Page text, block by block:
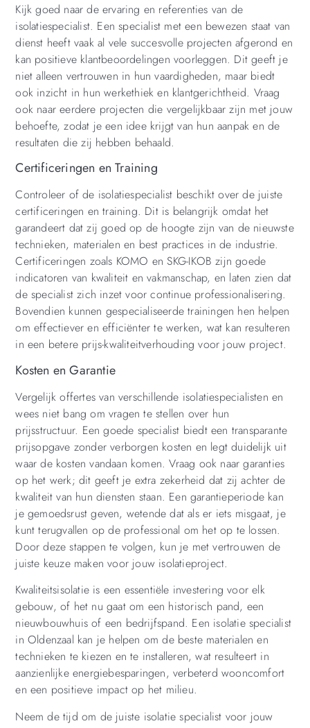
Kijk goed naar de ervaring en referenties van de
isolatiespecialist. Een specialist met een bewezen staat van
dienst heeft vaak al vele succesvolle projecten afgerond en
kan positieve klantbeoordelingen voorleggen. Dit geeft je
niet alleen vertrouwen in hun vaardigheden, maar biedt
ook inzicht in hun werkethiek en klantgerichtheid. Vraag
ook naar eerdere projecten die vergelijkbaar zijn met jouw
behoefte, zodat je een idee krijgt van hun aanpak en de
resultaten die zij hebben behaald.
Certificeringen en Training
Controleer of de isolatiespecialist beschikt over de juiste
certificeringen en training. Dit is belangrijk omdat het
garandeert dat zij goed op de hoogte zijn van de nieuwste
technieken, materialen en best practices in de industrie.
Certificeringen zoals KOMO en SKG-IKOB zijn goede
indicatoren van kwaliteit en vakmanschap, en laten zien dat
de specialist zich inzet voor continue professionalisering.
Bovendien kunnen gespecialiseerde trainingen hen helpen
om effectiever en efficiënter te werken, wat kan resulteren
in een betere prijs-kwaliteitverhouding voor jouw project.
Kosten en Garantie
Vergelijk offertes van verschillende isolatiespecialisten en
wees niet bang om vragen te stellen over hun
prijsstructuur. Een goede specialist biedt een transparante
prijsopgave zonder verborgen kosten en legt duidelijk uit
waar de kosten vandaan komen. Vraag ook naar garanties
op het werk; dit geeft je extra zekerheid dat zij achter de
kwaliteit van hun diensten staan. Een garantieperiode kan
je gemoedsrust geven, wetende dat als er iets misgaat, je
kunt terugvallen op de professional om het op te lossen.
Door deze stappen te volgen, kun je met vertrouwen de
juiste keuze maken voor jouw isolatieproject.
Kwaliteitsisolatie is een essentiële investering voor elk
gebouw, of het nu gaat om een historisch pand, een
nieuwbouwhuis of een bedrijfspand. Een isolatie specialist
in Oldenzaal kan je helpen om de beste materialen en
technieken te kiezen en te installeren, wat resulteert in
aanzienlijke energiebesparingen, verbeterd wooncomfort
en een positieve impact op het milieu.
Neem de tijd om de juiste isolatie specialist voor jouw